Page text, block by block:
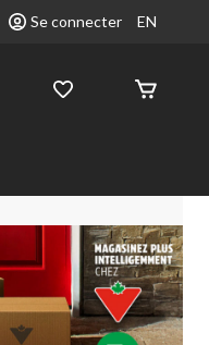
Se connecter EN